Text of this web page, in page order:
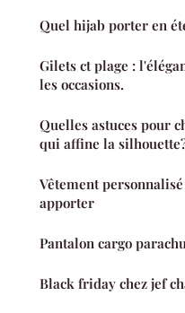
Quel hijab porter en
Gilets ct plage :
les occasions.
Quelles astuces pour
qui affine la
Vêtement
apporter
Pantalon cargo
Black friday chez jef